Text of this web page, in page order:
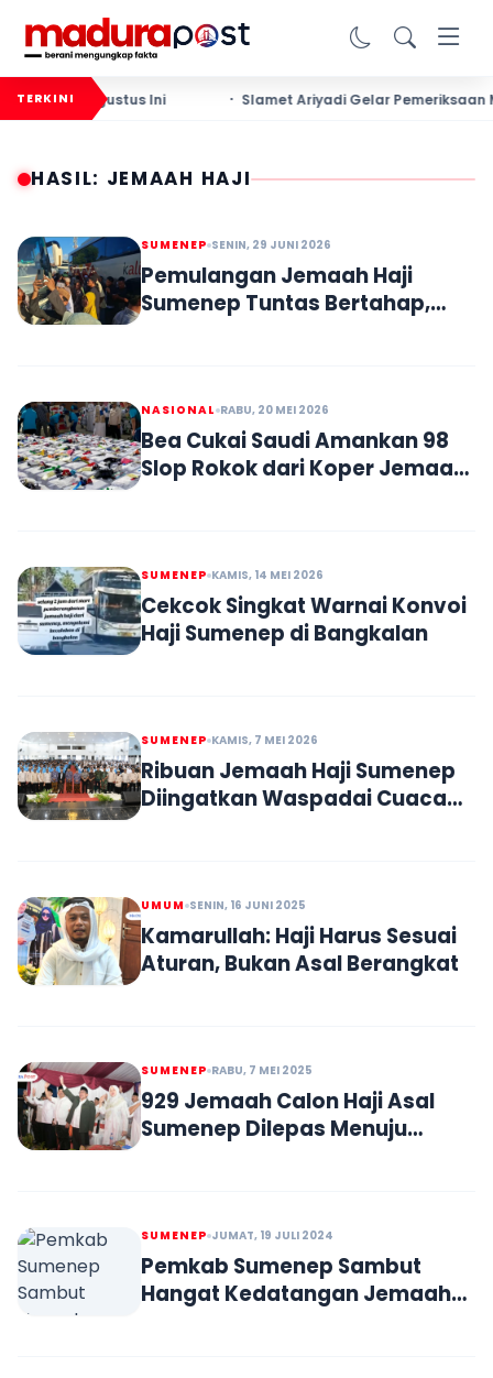
TERKINIAgustus Ini Slamet Ariyadi Gelar Pemeriksaan
HASIL: JEMAAH HAJI
SUMENEP SENIN, 29 JUNI 2026
Pemulangan Jemaah Haji
Sumenep Tuntas Bertahap,
NASIONAL RABU, 20 MEI 2026
Bea Cukai Saudi Amankan 98
Slop Rokok dari Koper Jemaah
SUMENEP KAMIS, 14 MEI 2026
Cekcok Singkat Warnai Konvoi
Haji Sumenep di Bangkalan
SUMENEP KAMIS, 7 MEI 2026
Ribuan Jemaah Haji Sumenep
Diingatkan Waspadai Cuaca
UMUM SENIN, 16 JUNI 2025
Kamarullah: Haji Harus Sesuai
Aturan, Bukan Asal Berangkat
SUMENEP RABU, 7 MEI 2025
929 Jemaah Calon Haji Asal
Sumenep Dilepas Menuju
SUMENEP JUMAT, 19 JULI 2024
Pemkab Sumenep Sambut
Hangat Kedatangan Jemaah